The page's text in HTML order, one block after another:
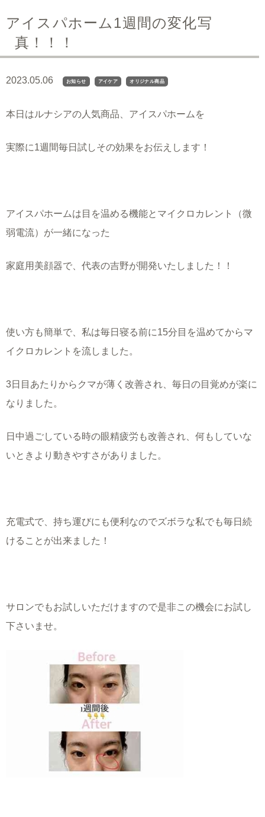
アイスパホーム1週間の変化写
真！！！
2023.05.06 お知らせ アイケア オリジナル商品
本日はルナシアの人気商品、アイスパホームを
実際に1週間毎日試しその効果をお伝えします！
アイスパホームは目を温める機能とマイクロカレント（微
弱電流）が一緒になった
家庭用美顔器で、代表の吉野が開発いたしました！！
使い方も簡単で、私は毎日寝る前に15分目を温めてからマ
イクロカレントを流しました。
3日目あたりからクマが薄く改善され、毎日の目覚めが楽に
なりました。
日中過ごしている時の眼精疲労も改善され、何もしていな
いときより動きやすさがありました。
充電式で、持ち運びにも便利なのでズボラな私でも毎日続
けることが出来ました！
サロンでもお試しいただけますので是非この機会にお試し
下さいませ。